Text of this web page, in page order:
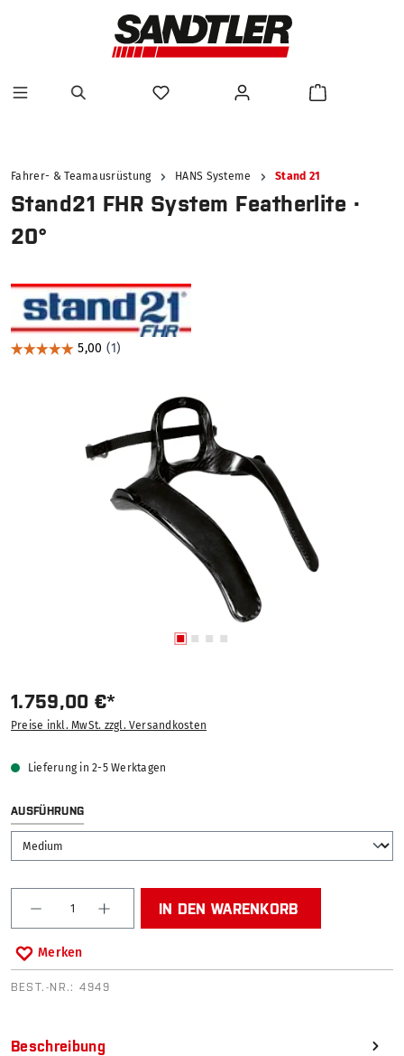
Fahrer- & Teamausrüstung HANS Systeme Stand 21
Stand21 FHR System Featherlite ·
20°
Bildergalerie überspringen
1.759,00 €*
Preise inkl. MwSt. zzgl. Versandkosten
Lieferung in 2-5 Werktagen
AUSFÜHRUNGAUSWÄHLEN
Produkt Anzahl: Gib den gewünschten Wert ein
IN DEN WARENKORB
Merken
BEST.-NR.:4949
Beschreibung